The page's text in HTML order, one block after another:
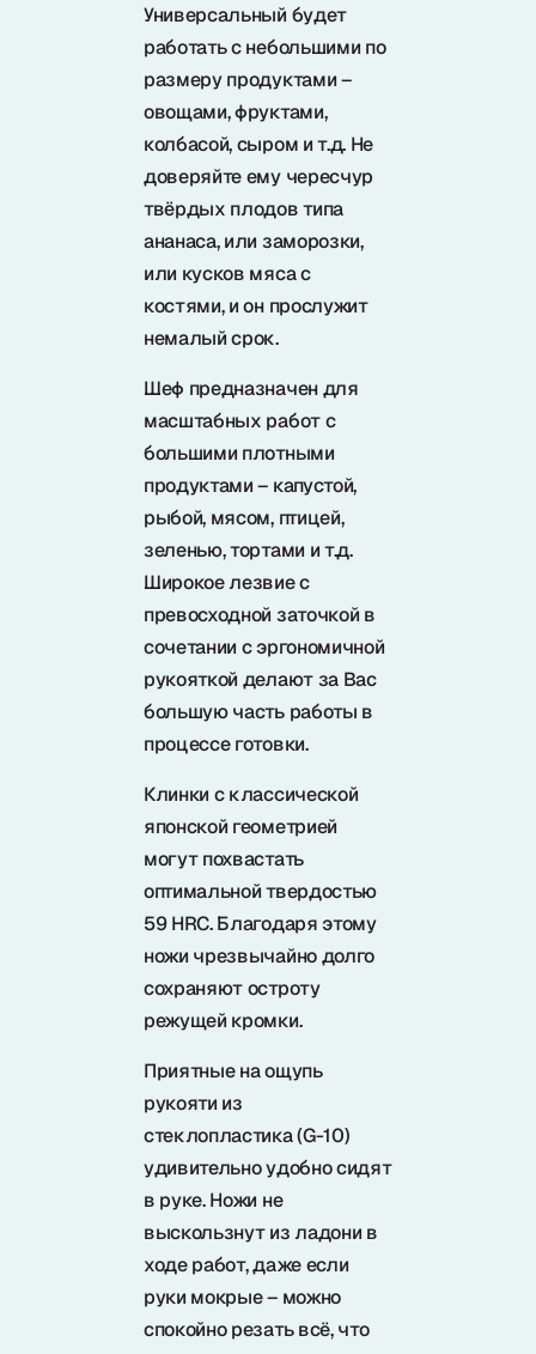
Универсальный будет
работать с небольшими по
размеру продуктами –
овощами, фруктами,
колбасой, сыром и т.д. Не
доверяйте ему чересчур
твёрдых плодов типа
ананаса, или заморозки,
или кусков мяса с
костями, и он прослужит
немалый срок.
Шеф предназначен для
масштабных работ с
большими плотными
продуктами – капустой,
рыбой, мясом, птицей,
зеленью, тортами и т.д.
Широкое лезвие с
превосходной заточкой в
сочетании с эргономичной
рукояткой делают за Вас
большую часть работы в
процессе готовки.
Клинки с классической
японской геометрией
могут похвастать
оптимальной твердостью
59 HRC. Благодаря этому
ножи чрезвычайно долго
сохраняют остроту
режущей кромки.
Приятные на ощупь
рукояти из
стеклопластика (G-10)
удивительно удобно сидят
в руке. Ножи не
выскользнут из ладони в
ходе работ, даже если
руки мокрые – можно
спокойно резать всё, что